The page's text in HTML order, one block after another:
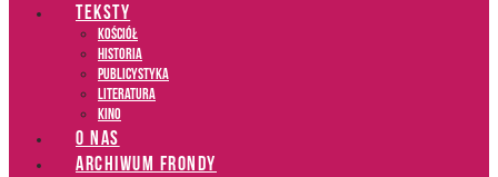
TEKSTY
Kościół
Historia
Publicystyka
Literatura
Kino
O NAS
ARCHIWUM FRONDY